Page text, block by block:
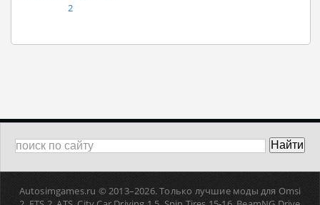
2
Autosimgames.ru © 2013–2026. Только лучшие моды для Omsi